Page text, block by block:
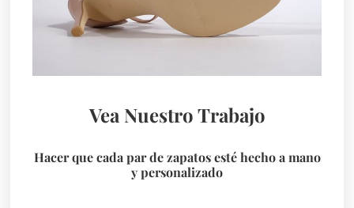
Vea Nuestro Trabajo
Hacer que cada par de zapatos esté hecho a mano
y personalizado